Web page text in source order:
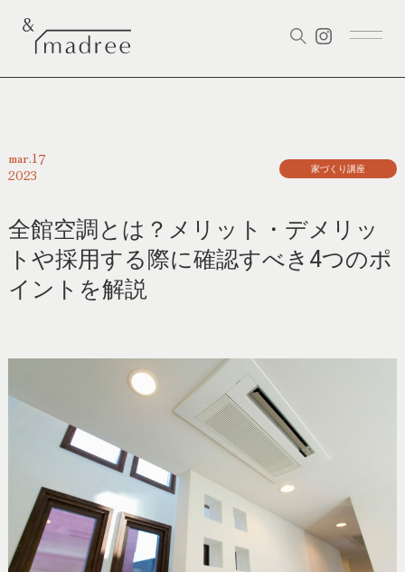
mar. 17
2023 家づくり講座
全館空調とは？メリット・デメリッ
トや採用する際に確認すべき4つのポ
イントを解説